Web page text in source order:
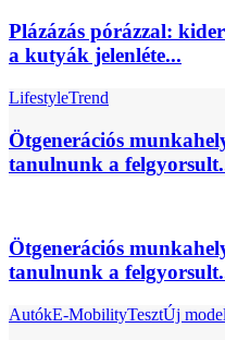
Plázázás pórázzal:
a kutyák jelenléte...
LifestyleTrend
Ötgenerációs
tanulnunk a
Ötgenerációs
tanulnunk a
AutókE-MobilityTesztÚj